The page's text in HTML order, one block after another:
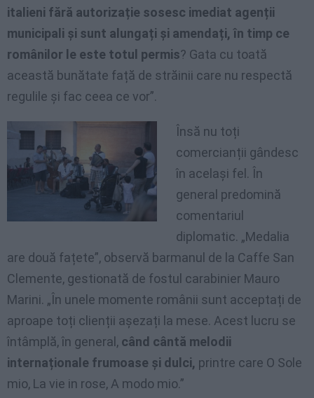
italieni fără autorizație sosesc imediat agenții
municipali și sunt alungați și amendați, în timp ce
românilor le este totul permis? Gata cu toată
această bunătate față de străinii care nu respectă
regulile și fac ceea ce vor”.
Însă nu toți
comercianții gândesc
în același fel. În
general predomină
comentariul
diplomatic. „Medalia
are două fațete”, observă barmanul de la Caffe San
Clemente, gestionată de fostul carabinier Mauro
Marini. „În unele momente românii sunt acceptați de
aproape toți clienții așezați la mese. Acest lucru se
întâmplă, în general, când cântă melodii
internaționale frumoase și dulci, printre care O Sole
mio, La vie in rose, A modo mio.”